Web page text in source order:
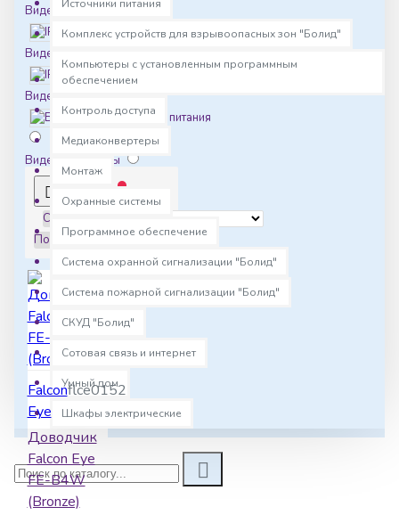
Источники питания
Комплекс устройств для взрывоопасных зон "Болид"
Компьютеры с установленным программным
обеспечением
Контроль доступа
Медиаконвертеры
Монтаж
Охранные системы
Программное обеспечение
Система охранной сигнализации "Болид"
Система пожарной сигнализации "Болид"
СКУД "Болид"
Сотовая связь и интернет
Умный дом
Шкафы электрические
Видеорегистраторы
IP
Видеокамеры
Видеорегистраторы
Блоки питания
Видеодомофоны
Видеонаблюдение
панели
Домофония
Замки
Источники питания
Кнопки
Комплектующие
Комплектующие
Комплекты видеодомофонов
Контроль
доступа
0
Сортировка:
Показать:
Falcon
Eye
flce0152
Доводчик
Falcon Eye
FE-B4W
(Bronze)